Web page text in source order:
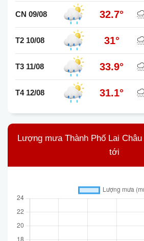
CN 09/08 32.7°
T2 10/08 31°
T3 11/08 33.9°
T4 12/08 31.1°
Lượng mưa Thành Phố Lai
tới